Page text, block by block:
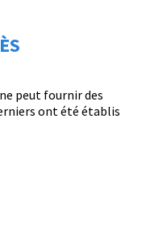
peut fournir des
ont été établis